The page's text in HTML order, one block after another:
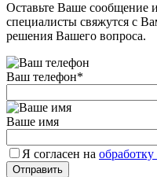
Оставьте Ваше сообщение
специалисты свяжутся с
решения Вашего вопроса.
Ваш телефон*
Ваше имя
Я согласен на